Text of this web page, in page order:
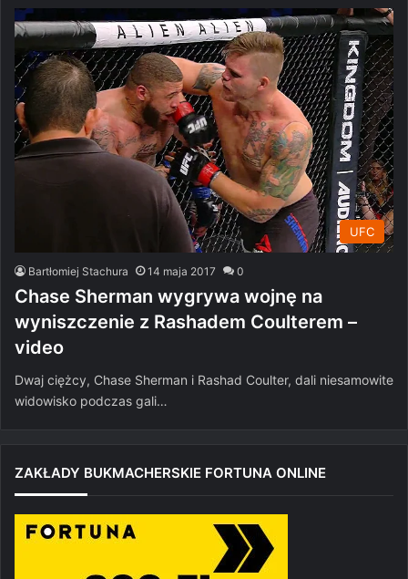
UFC
Bartłomiej Stachura 14 maja 2017 0
Chase Sherman wygrywa wojnę na
wyniszczenie z Rashadem Coulterem –
video
Dwaj ciężcy, Chase Sherman i Rashad Coulter, dali niesamowite
widowisko podczas gali…
ZAKŁADY BUKMACHERSKIE FORTUNA ONLINE